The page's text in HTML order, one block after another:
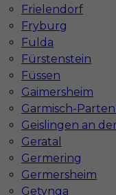
Frielendorf
Fryburg
Fulda
Fürstenstein
Füssen
Gaimersheim
Garmisch-
Geislingen an
Geratal
Germering
Germersheim
Getynga
Lokalizacja Niemcy
Wymagane języki
komunikatywny
Stawka